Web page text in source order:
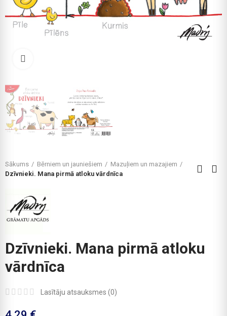
Sākums Bērniem un jauniešiem
Mazuļiem un mazajiem
Dzīvnieki. Mana pirmā atloku vārdnīca
Dzīvnieki. Mana pirmā atloku
vārdnīca
Lasītāju atsauksmes (0)